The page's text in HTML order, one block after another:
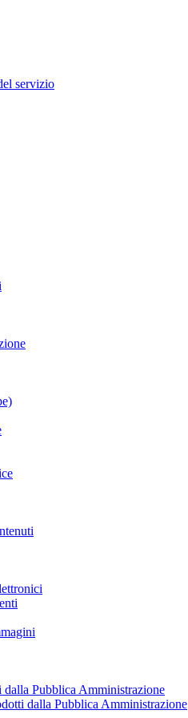
servizio
Pubblica Amministrazione
dalla Pubblica Amministrazione